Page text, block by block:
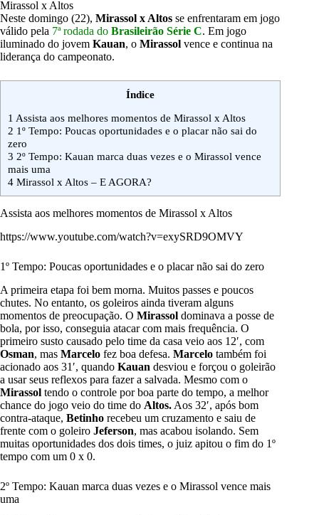
Mirassol x Altos
Neste domingo (22), Mirassol x Altos se enfrentaram em jogo
válido pela 7ª rodada do Brasileirão Série C. Em jogo
iluminado do jovem Kauan, o Mirassol vence e continua na
liderança do campeonato.
Índice
1 Assista aos melhores momentos de Mirassol x Altos
2 1º Tempo: Poucas oportunidades e o placar não sai do
zero
3 2º Tempo: Kauan marca duas vezes e o Mirassol vence
mais uma
4 Mirassol x Altos – E AGORA?
Assista aos melhores momentos de Mirassol x Altos
https://www.youtube.com/watch?v=exySRD9OMVY
1º Tempo: Poucas oportunidades e o placar não sai do zero
A primeira etapa foi bem morna. Muitos passes e poucos
chutes. No entanto, os goleiros ainda tiveram alguns
momentos de preocupação. O Mirassol dominava a posse de
bola, por isso, conseguia atacar com mais frequência. O
primeiro susto causado pelo time da casa veio aos 12′, com
Osman, mas Marcelo fez boa defesa. Marcelo também foi
acionado aos 31′, quando Kauan desviou e forçou o goleirão
a usar seus reflexos para fazer a salvada. Mesmo com o
Mirassol tendo o controle por boa parte do tempo, a melhor
chance do jogo veio do time do Altos. Aos 32′, após bom
contra-ataque, Betinho recebeu um cruzamento e saiu de
frente com o goleiro Jeferson, mas acabou isolando. Sem
muitas oportunidades dos dois times, o juiz apitou o fim do 1º
tempo com um 0 x 0.
2º Tempo: Kauan marca duas vezes e o Mirassol vence mais
uma